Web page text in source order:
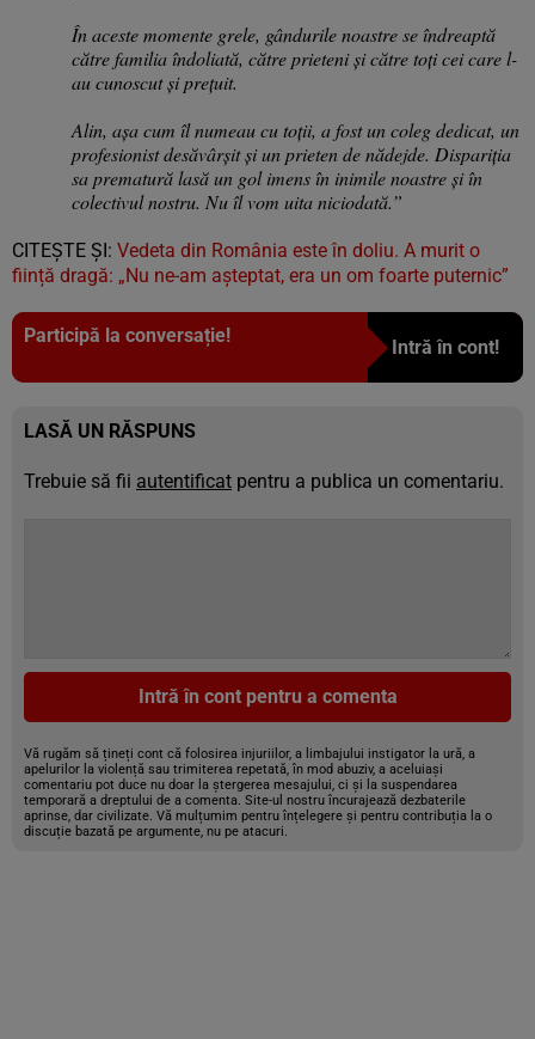
În aceste momente grele, gândurile noastre se îndreaptă
către familia îndoliată, către prieteni și către toți cei care l-
au cunoscut și prețuit.
Alin, așa cum îl numeau cu toții, a fost un coleg dedicat, un
profesionist desăvârșit și un prieten de nădejde. Dispariția
sa prematură lasă un gol imens în inimile noastre și în
colectivul nostru. Nu îl vom uita niciodată.”
CITEȘTE ȘI: Vedeta din România este în doliu. A murit o
ființă dragă: „Nu ne-am așteptat, era un om foarte puternic”
Participă la conversație!
Intră în cont!
LASĂ UN RĂSPUNS
Trebuie să fii autentificat pentru a publica un comentariu.
Intră în cont pentru a comenta
Vă rugăm să țineți cont că folosirea injuriilor, a limbajului instigator la ură, a
apelurilor la violență sau trimiterea repetată, în mod abuziv, a aceluiași
comentariu pot duce nu doar la ștergerea mesajului, ci și la suspendarea
temporară a dreptului de a comenta. Site-ul nostru încurajează dezbaterile
aprinse, dar civilizate. Vă mulțumim pentru înțelegere și pentru contribuția la o
discuție bazată pe argumente, nu pe atacuri.